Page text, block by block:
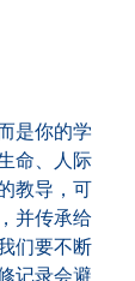
是你的学
命、人际
教导，可
并传承给
们要不断
记录会避